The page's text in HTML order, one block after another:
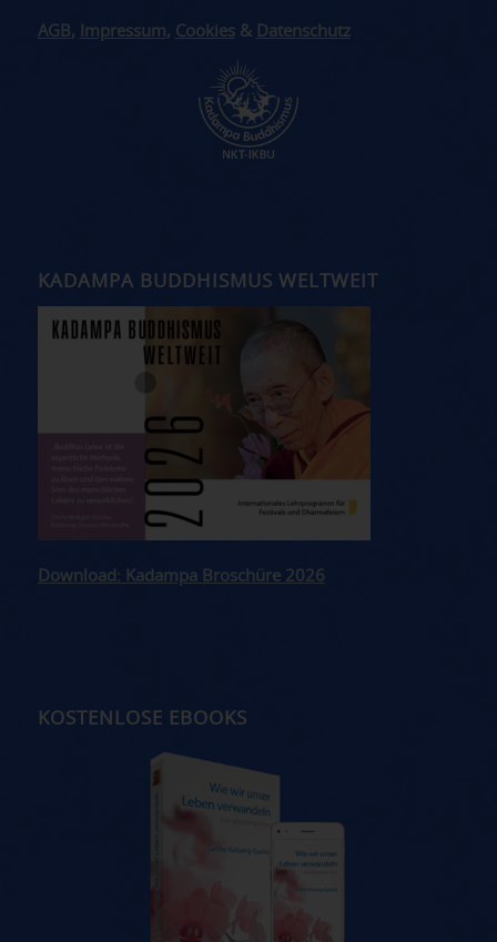
AGB , Impressum, Cookies& Datenschutz
KADAMPA BUDDHISMUS WELTWEIT
Download: Kadampa Broschüre 2026
KOSTENLOSE EBOOKS